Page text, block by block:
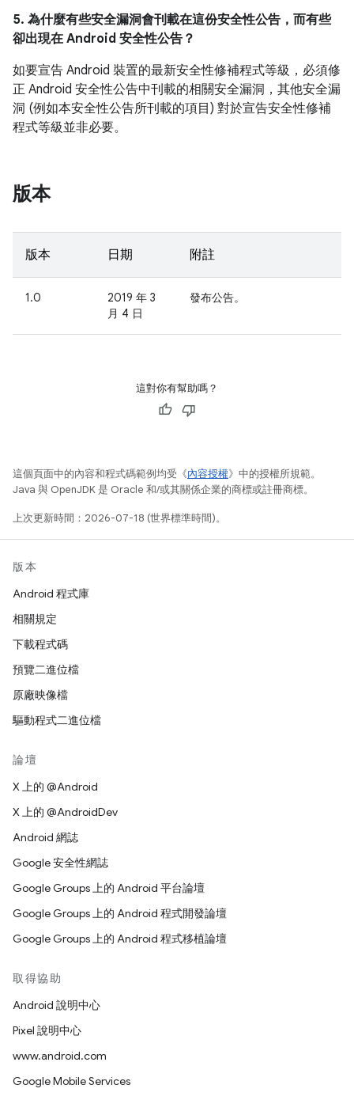
5. 為什麼有些安全漏洞會刊載在這份安全性公告，而有些
卻出現在 Android 安全性公告？
如要宣告 Android 裝置的最新安全性修補程式等級，必須修
正 Android 安全性公告中刊載的相關安全漏洞，其他安全漏
洞 (例如本安全性公告所刊載的項目) 對於宣告安全性修補
程式等級並非必要。
版本
版本 日期 附註
1.0
2019 年 3
月 4 日
發布公告。
這對你有幫助嗎？
這個頁面中的內容和程式碼範例均受《內容授權》中的授權所規範。
Java 與 OpenJDK 是 Oracle 和/或其關係企業的商標或註冊商標。
上次更新時間：2026-07-18 (世界標準時間)。
版本
Android 程式庫
相關規定
下載程式碼
預覽二進位檔
原廠映像檔
驅動程式二進位檔
論壇
X 上的 @Android
X 上的 @AndroidDev
Android 網誌
Google 安全性網誌
Google Groups 上的 Android 平台論壇
Google Groups 上的 Android 程式開發論壇
Google Groups 上的 Android 程式移植論壇
取得協助
Android 說明中心
Pixel 說明中心
www.android.com
Google Mobile Services